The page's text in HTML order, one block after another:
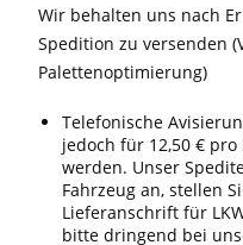
Wir behalten uns nach
Spedition zu versenden
Palettenoptimierung)
Telefonische
jedoch für 12,50 €
werden. Unser
Fahrzeug an, stellen
Lieferanschrift für
bitte dringend bei